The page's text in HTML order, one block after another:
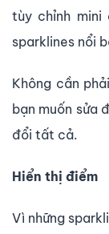
tùy chỉnh
sparklines nổi
Không cần
bạn muốn sửa
đổi tất cả.
Hiển thị điểm
Vì những